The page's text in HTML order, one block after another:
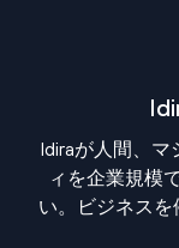
Idiraが人間、
ィを企業規模
い。ビジネス